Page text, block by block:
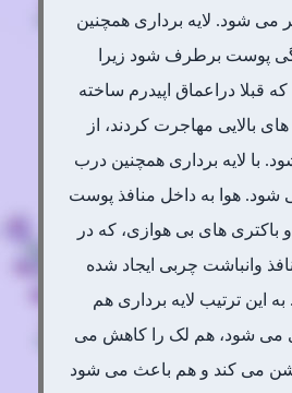
می شود. لایه برداری همچنین
پوست برطرف شود زیرا
که قبلا دراعماق اپیدرم ساخته
بالایی مهاجرت کردند، از
با لایه برداری همچنین درب
شود. هوا به داخل منافذ پوست
باکتری های بی هوازی، که در
وانباشت چربی ایجاد شده
این ترتیب لایه برداری هم
شود، هم لک را کاهش می
می کند و هم باعث می شود